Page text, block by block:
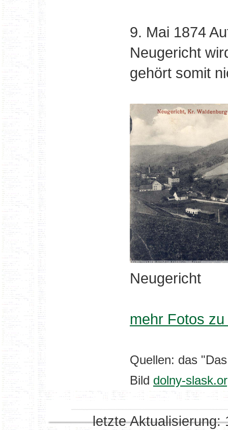
9. Mai 1874
Neugericht
gehört somit
Neugericht
mehr Fotos
Quellen: das
Bild dolny-
letzte Aktualisierung: